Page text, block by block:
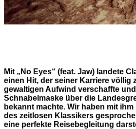
Mit „No Eyes“ (feat. Jaw) landete
einen Hit, der seiner Karriere völlig
gewaltigen Aufwind verschaffte
Schnabelmaske über die
bekannt machte. Wir haben mit
des zeitlosen Klassikers
eine perfekte Reisebegleitung